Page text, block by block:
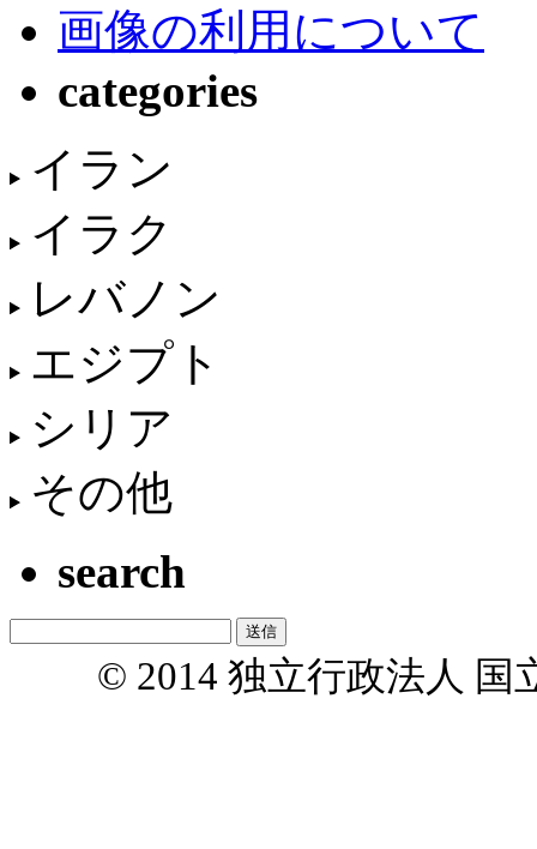
画像の利用について
categories
イラン
イラク
レバノン
エジプト
シリア
その他
search
© 2014 独立行政法人 国